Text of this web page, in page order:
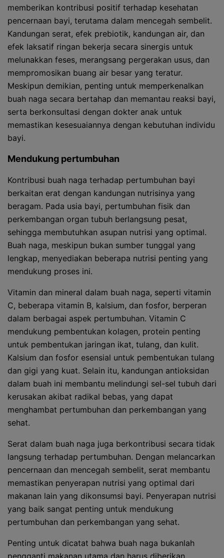
memberikan kontribusi positif terhadap kesehatan
pencernaan bayi, terutama dalam mencegah sembelit.
Kandungan serat, efek prebiotik, kandungan air, dan
efek laksatif ringan bekerja secara sinergis untuk
melunakkan feses, merangsang pergerakan usus, dan
mempromosikan buang air besar yang teratur.
Meskipun demikian, penting untuk memperkenalkan
buah naga secara bertahap dan memantau reaksi bayi,
serta berkonsultasi dengan dokter anak untuk
memastikan kesesuaiannya dengan kebutuhan individu
bayi.
Mendukung pertumbuhan
Kontribusi buah naga terhadap pertumbuhan bayi
berkaitan erat dengan kandungan nutrisinya yang
beragam. Pada usia bayi, pertumbuhan fisik dan
perkembangan organ tubuh berlangsung pesat,
sehingga membutuhkan asupan nutrisi yang optimal.
Buah naga, meskipun bukan sumber tunggal yang
lengkap, menyediakan beberapa nutrisi penting yang
mendukung proses ini.
Vitamin dan mineral dalam buah naga, seperti vitamin
C, beberapa vitamin B, kalsium, dan fosfor, berperan
dalam berbagai aspek pertumbuhan. Vitamin C
mendukung pembentukan kolagen, protein penting
untuk pembentukan jaringan ikat, tulang, dan kulit.
Kalsium dan fosfor esensial untuk pembentukan tulang
dan gigi yang kuat. Selain itu, kandungan antioksidan
dalam buah ini membantu melindungi sel-sel tubuh dari
kerusakan akibat radikal bebas, yang dapat
menghambat pertumbuhan dan perkembangan yang
sehat.
Serat dalam buah naga juga berkontribusi secara tidak
langsung terhadap pertumbuhan. Dengan melancarkan
pencernaan dan mencegah sembelit, serat membantu
memastikan penyerapan nutrisi yang optimal dari
makanan lain yang dikonsumsi bayi. Penyerapan nutrisi
yang baik sangat penting untuk mendukung
pertumbuhan dan perkembangan yang sehat.
Penting untuk dicatat bahwa buah naga bukanlah
pengganti makanan utama dan harus diberikan